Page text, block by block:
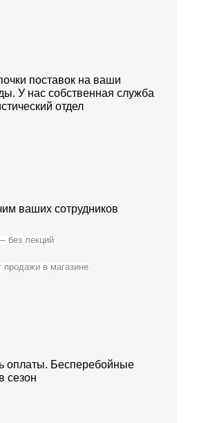
поставок на ваши
У нас собственная служба
отдел
ваших сотрудников
без лекций
продажи в магазине
оплаты. Бесперебойные
сезон